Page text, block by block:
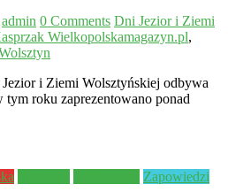
admin 0 Comments Dni Jezior i Ziemi
Wielkopolskamagazyn.pl,
i Ziemi Wolsztyńskiej odbywa
roku zaprezentowano ponad
Zapowiedzi